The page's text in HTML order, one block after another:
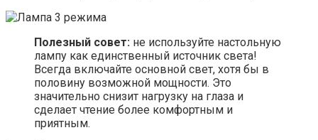
Полезный совет: не используйте настольную
лампу как единственный источник света!
Всегда включайте основной свет, хотя бы в
половину возможной мощности. Это
значительно снизит нагрузку на глаза и
сделает чтение более комфортным и
приятным.